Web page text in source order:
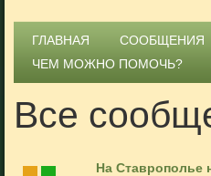
ГЛАВНАЯ СООБЩЕНИЯ
ЧЕМ МОЖНО ПОМОЧЬ?
Все
На Ставрополье